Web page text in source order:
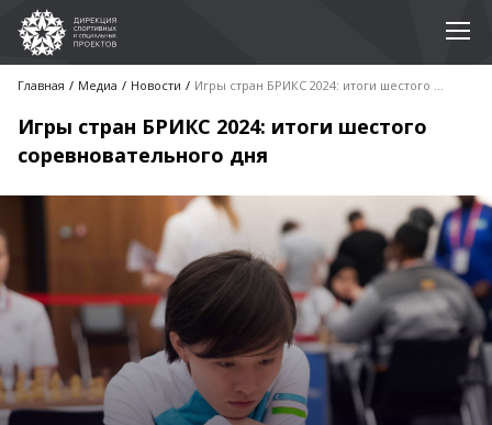
Главная Медиа Новости Игры стран БРИКС 2024: итоги шестого соревновательного дня
Игры стран БРИКС 2024: итоги шестого
соревновательного дня